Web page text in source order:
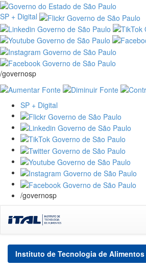
SP + Digital
/governosp
SP + Digital
/governosp
navigation
Instituto de Tecnologia de Alimentos